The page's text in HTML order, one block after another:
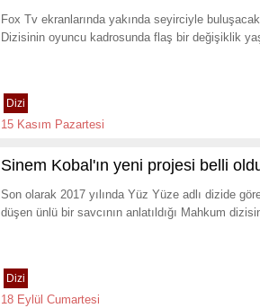
Fox Tv ekranlarında yakında seyirciyle
Dizisinin oyuncu kadrosunda flaş bir değişiklik
Dizi
15 Kasım Pazartesi
Sinem Kobal'ın yeni projesi belli
Son olarak 2017 yılında Yüz Yüze adlı dizide
düşen ünlü bir savcının anlatıldığı Mahkum
Dizi
18 Eylül Cumartesi